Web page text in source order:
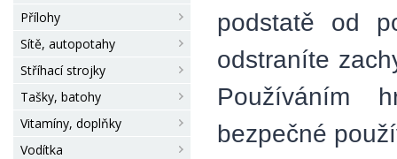
Přílohy
Sítě, autopotahy
Stříhací strojky
Tašky, batohy
Vitamíny, doplňky
Vodítka
podstatě od
odstraníte
Používáním
bezpečné